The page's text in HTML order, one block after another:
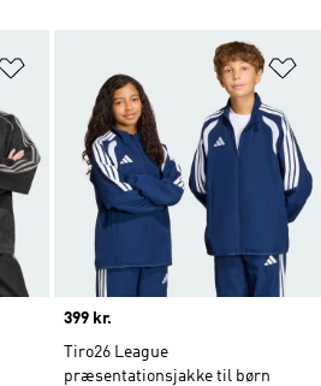
Price
399 kr.
Tiro26 League
præsentationsjakke til børn